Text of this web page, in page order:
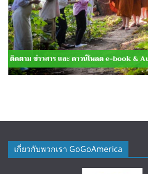
เกี่ยวกับพวกเรา GoGoAmerica